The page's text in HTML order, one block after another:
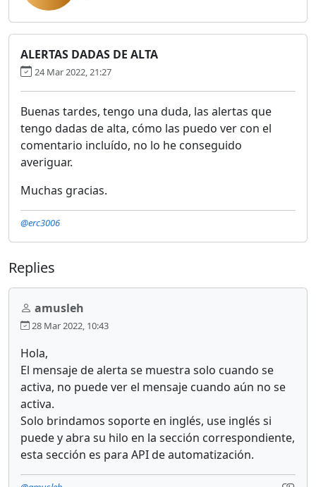
ALERTAS DADAS DE ALTA
24 Mar 2022, 21:27
Buenas tardes, tengo una duda, las alertas que
tengo dadas de alta, cómo las puedo ver con el
comentario incluído, no lo he conseguido
averiguar.
Muchas gracias.
@erc3006
Replies
amusleh
28 Mar 2022, 10:43
Hola,
El mensaje de alerta se muestra solo cuando se
activa, no puede ver el mensaje cuando aún no se
activa.
Solo brindamos soporte en inglés, use inglés si
puede y abra su hilo en la sección correspondiente,
esta sección es para API de automatización.